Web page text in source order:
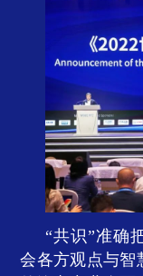
“共识”准确
会各方观点与智